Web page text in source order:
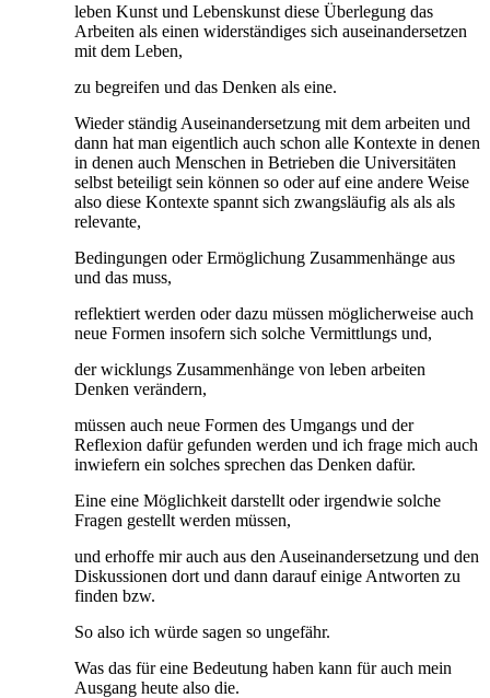
leben Kunst und Lebenskunst diese Überlegung das
Arbeiten als einen widerständiges sich auseinandersetzen
mit dem Leben,
zu begreifen und das Denken als eine.
Wieder ständig Auseinandersetzung mit dem arbeiten und
dann hat man eigentlich auch schon alle Kontexte in denen
in denen auch Menschen in Betrieben die Universitäten
selbst beteiligt sein können so oder auf eine andere Weise
also diese Kontexte spannt sich zwangsläufig als als als
relevante,
Bedingungen oder Ermöglichung Zusammenhänge aus
und das muss,
reflektiert werden oder dazu müssen möglicherweise auch
neue Formen insofern sich solche Vermittlungs und,
der wicklungs Zusammenhänge von leben arbeiten
Denken verändern,
müssen auch neue Formen des Umgangs und der
Reflexion dafür gefunden werden und ich frage mich auch
inwiefern ein solches sprechen das Denken dafür.
Eine eine Möglichkeit darstellt oder irgendwie solche
Fragen gestellt werden müssen,
und erhoffe mir auch aus den Auseinandersetzung und den
Diskussionen dort und dann darauf einige Antworten zu
finden bzw.
So also ich würde sagen so ungefähr.
Was das für eine Bedeutung haben kann für auch mein
Ausgang heute also die.